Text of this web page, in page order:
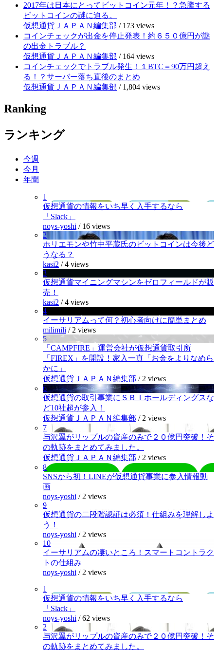
2017年は日本にとってビットコイン元年！？急騰する
ビットコインの謎に迫る。
仮想通貨ＪＡＰＡＮ編集部 / 173 views
コインチェックが出金を停止発表！約６５０億円が謎
の出金トラブル？
仮想通貨ＪＡＰＡＮ編集部 / 164 views
コインチェックでトラブル発生！１BTC＝90万円超え
る！？サーバー落ち直後のまとめ
仮想通貨ＪＡＰＡＮ編集部 / 1,804 views
Ranking
ランキング
今週
今月
年間
1
仮想通貨の情報をいち早く入手するなら
「Slack」
noys-yoshi / 16 views
2
ホリエモンや竹中平蔵氏のビットコインは今後ど
うなる？
kasi2 /4 views
3
仮想通貨マイニングマシンをゼロフィールドが販
売！
kasi2 /4 views
4
イーサリアムって何？初心者向けに簡単まとめ
milimili / 2 views
5
「CAMPFIRE」運営会社が仮想通貨取引所
「FIREX」を開設！家入一真「お金をよりなめら
かに」
仮想通貨ＪＡＰＡＮ編集部 / 2 views
6
仮想通貨の取引事業にＳＢＩホールディングスな
ど10社超が参入！
仮想通貨ＪＡＰＡＮ編集部 / 2 views
7
与沢翼がリップルの資産のみで２０億円突破！そ
の軌跡をまとめてみました。
仮想通貨ＪＡＰＡＮ編集部 / 2 views
8
SNSから初！LINEが仮想通貨事業に参入情報動
画
noys-yoshi / 2 views
9
仮想通貨の二段階認証は必須！仕組みを理解しよ
う！
noys-yoshi / 2 views
10
イーサリアムの凄いところ！スマートコントラク
トの仕組み
noys-yoshi / 2 views
1
仮想通貨の情報をいち早く入手するなら
「Slack」
noys-yoshi /62 views
2
与沢翼がリップルの資産のみで２０億円突破！そ
の軌跡をまとめてみました。